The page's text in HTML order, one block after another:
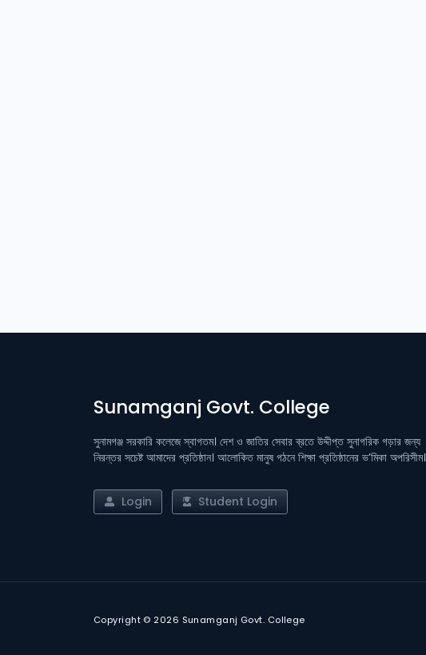
Sunamganj Govt. College
সুনামগঞ্জ সরকারি কলেজে স্বাগতম। দেশ ও জাতির সেবার ব্রতে উদ্দীপ্ত সুনাগরিক গড়ার জন্য
নিরন্তর সচেষ্ট আমাদের প্রতিষ্ঠান। আলোকিত মানুষ গঠনে শিক্ষা প্রতিষ্ঠানের ভ’মিকা অপরিসীম।
Login Student Login
Copyright © 2026 Sunamganj Govt. College